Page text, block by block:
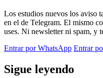
Los estudios nuevos los aviso
en el de Telegram. El mismo
uses. Ni newsletter ni spam, y
Entrar por WhatsApp Entrar
Sigue leyendo